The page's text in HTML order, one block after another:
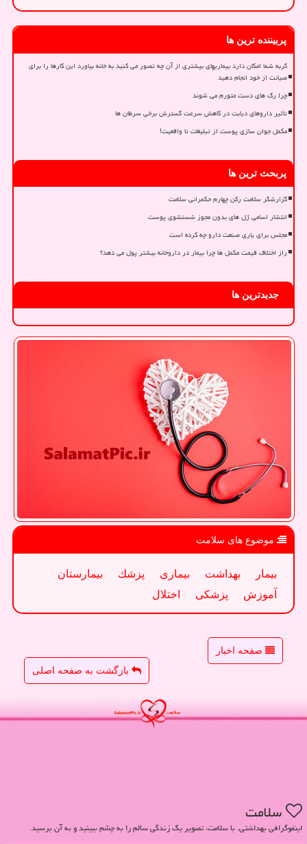
پربیننده ترین ها
گربه شما امکان دارد بیماریهای بیشتری از آن چه تصور می کنید به خانه بیاورد این کارها را برای
صیانت از خود انجام دهید
چرا رگ های دست متورم می شوند
تأثیر داروهای دیابت در کاهش سرعت گسترش برخی سرطان ها
مکمل جوان سازی پوست از تبلیغات تا واقعیت!
پربحث ترین ها
گزارشگر سلامت رکن چهارم حکمرانی سلامت
انتشار اسامی ژل های بدون مجوز شستشوی پوست
مجلس برای یاری صنعت دارو چه کرده است
راز اختلاف قیمت مکمل ها چرا بیمار در داروخانه بیشتر پول می دهد؟
جدیدترین ها
موضوع های سلامت
بیمار بهداشت بیماری پزشك
بیمارستان
آموزش
پزشكی اختلال
صفحه اخبار
بازگشت به صفحه اصلی
سلامت
اینفوگرافی بهداشتی. با سلامت، تصویر یک زندگی سالم را به چشم ببینید و به آن برسید.